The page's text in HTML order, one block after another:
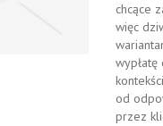
chcące
więc
od
przez